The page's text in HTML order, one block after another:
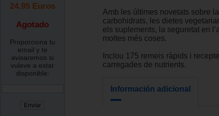
24.95 Euros
Agotado
Proporciona tu
email y te
avisaremos si
vuleve a estar
disponible:
Amb les últimes novetats sobre
carbohidrats, les dietes
els suplements, la seguretat en
moltes més coses.
Inclou 175 remeis ràpids i
carregades de nutrients.
Información adicional